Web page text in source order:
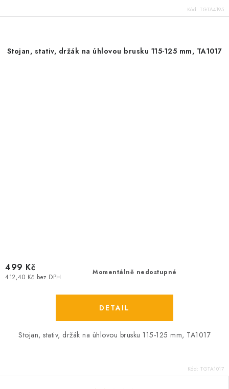
Kód: TGTA4195
Stojan, stativ, držák na úhlovou brusku 115-125 mm, TA1017
Momentálně nedostupné
412,40 Kč bez DPH
499 Kč
Stojan, stativ, držák na úhlovou brusku 115-125 mm, TA1017
Kód: TGTA1017